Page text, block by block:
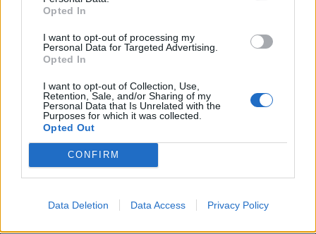
Opted In
I want to opt-out of processing my
Personal Data for Targeted Advertising.
Opted In
I want to opt-out of Collection, Use,
Retention, Sale, and/or Sharing of my
Personal Data that Is Unrelated with the
Purposes for which it was collected.
Opted Out
CONFIRM
Data Deletion Data Access Privacy Policy
Stadio:Stamford Bridge (41.837)
Presidente:Todd Boehly
Manager:Enzo Maresca
ALBO D'ORO
Premier League: 6
FA Cup:8
League Cup: 5
FA Community Shield:4
Champions League: 2
Supercoppa Europea:2